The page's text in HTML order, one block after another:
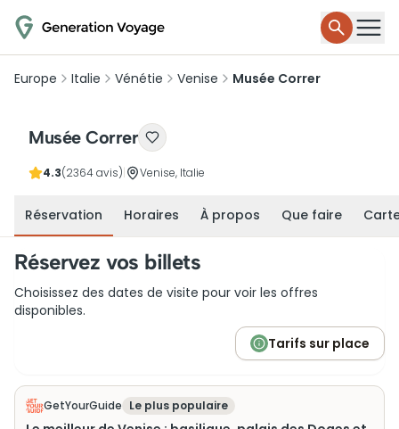
Europe Italie Vénétie Venise Musée Correr
Musée Correr
4.3(2364 avis) Venise, Italie
Réservation Horaires À propos Que faire
Réservez vos billets
Choisissez des dates de visite pour voir les offres
disponibles.
Tarifs sur place
GetYourGuide Le plus populaire